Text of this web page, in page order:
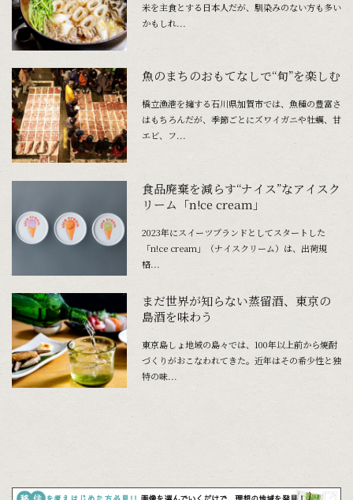
米を主食とする日本人だが、馴染みのない方も多い
かもしれ...
魚のまちのおもてなしで“旬”を楽しむ
橋立漁港を擁する石川県加賀市では、魚種の豊富さ
はもちろんだが、季節ごとにズワイガニや牡蠣、甘
エビ、フ...
食品廃棄を減らす“ナイス”なアイスク
リーム「n!ce cream」
2023年にスイーツブランドとしてスタートした
「n!ce cream」（ナイスクリーム）は、出荷規
格...
まだ世界が知らない蒸留酒、東京の
島酒を味わう
東京島しょ地域の島々では、100年以上前から焼酎
づくりがおこなわれてきた。近年はその希少性と独
特の味...